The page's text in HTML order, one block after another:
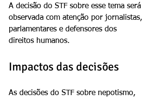
A decisão do STF sobre esse tema será
observada com atenção por jornalistas,
parlamentares e defensores dos
direitos humanos.
Impactos das decisões
As decisões do STF sobre nepotismo,